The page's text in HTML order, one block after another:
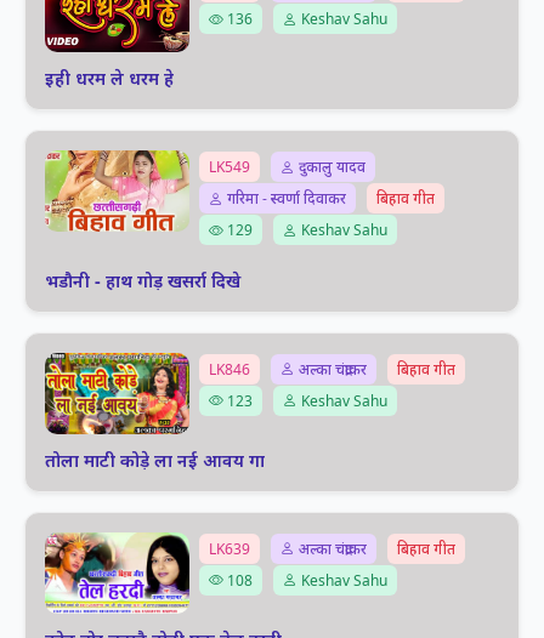
136
Keshav Sahu
इही धरम ले धरम हे
LK549
दुकालु यादव
गरिमा - स्वर्णा दिवाकर
बिहाव गीत
129
Keshav Sahu
भडौनी - हाथ गोड़ खसर्रा दिखे
LK846 अल्का चंद्राकर
बिहाव गीत
123
Keshav Sahu
तोला माटी कोड़े ला नई आवय गा
LK639 अल्का चंद्राकर
बिहाव गीत
108
Keshav Sahu